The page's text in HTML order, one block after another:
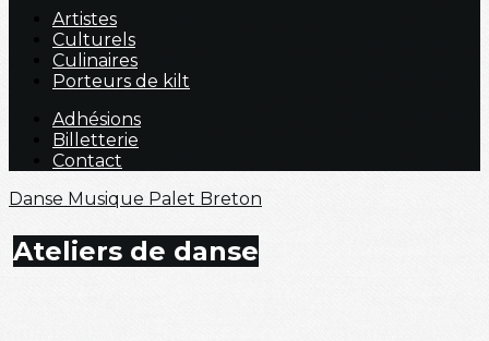
Artistes
Culturels
Culinaires
Porteurs de kilt
Adhésions
Billetterie
Contact
Danse Musique Palet Breton
Ateliers de danse